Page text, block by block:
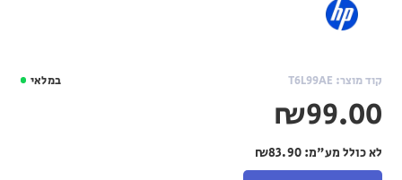
במלאי קוד מוצר: T6L99AE
₪99.00
לא כולל מע"מ:₪83.90